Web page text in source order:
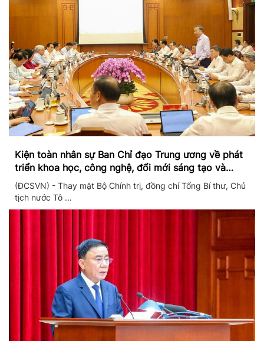
Kiện toàn nhân sự Ban Chỉ đạo Trung ương về phát
triển khoa học, công nghệ, đổi mới sáng tạo và
chuyển đổi số
(ĐCSVN) - Thay mặt Bộ Chính trị, đồng chí Tổng Bí thư, Chủ
tịch nước Tô ...